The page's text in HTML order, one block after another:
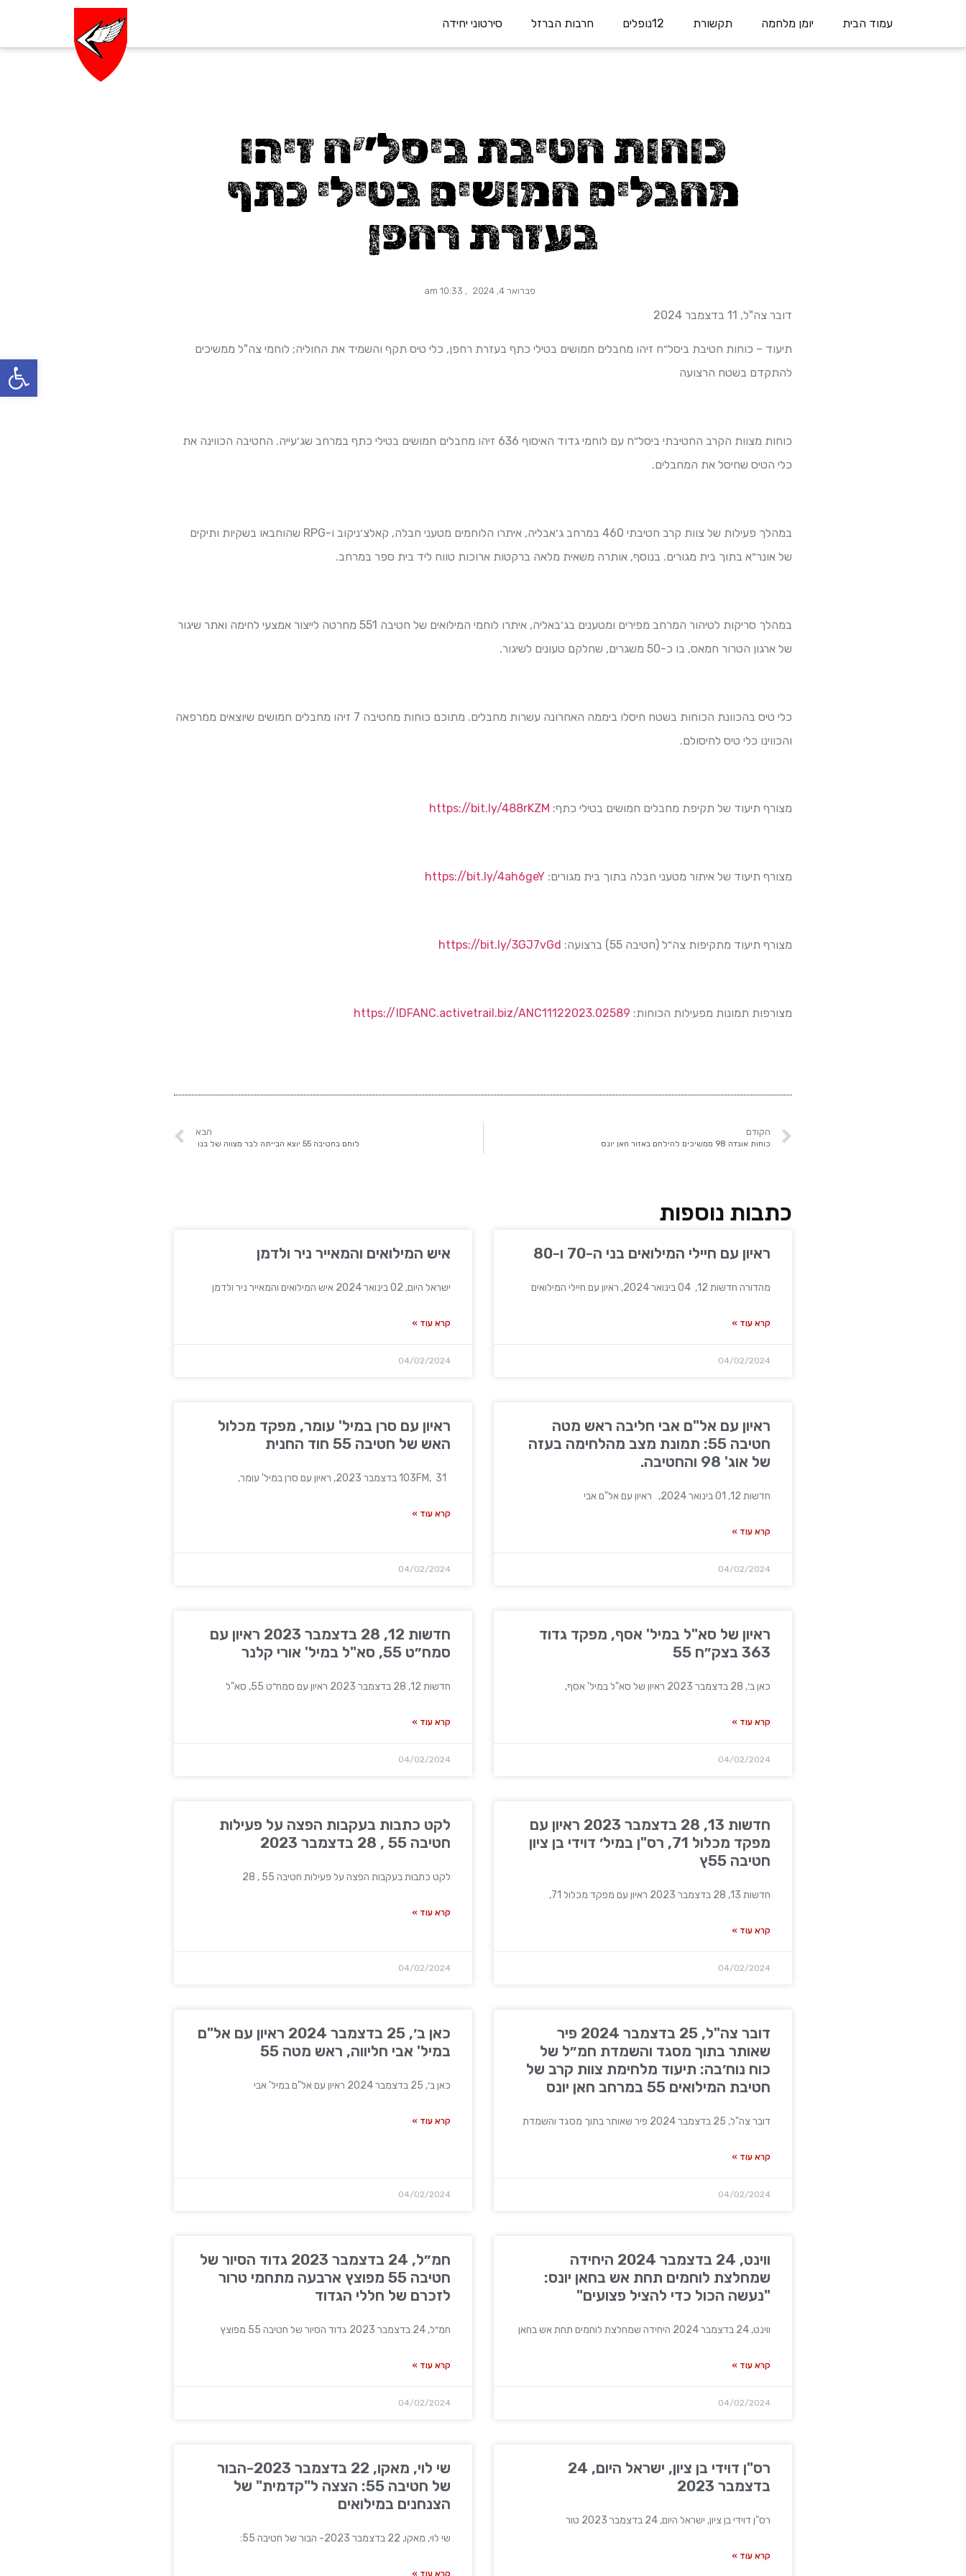
פתח
עמוד הבית יומן מלחמה תקשורת 12נופלים חרבות הברזל סירטוני יחידה
כוחות חטיבת ביסל״ח זיהו
מחבלים חמושים בטילי כתף
בעזרת רחפן
פברואר 4, 2024 ,
10:33 am
דובר צה"ל, 11 בדצמבר 2024
תיעוד – כוחות חטיבת ביסל״ח זיהו מחבלים חמושים בטילי כתף בעזרת רחפן, כלי טיס תקף והשמיד את החוליה; לוחמי צה"ל ממשיכים
להתקדם בשטח הרצועה
כוחות מצוות הקרב החטיבתי ביסל״ח עם לוחמי גדוד האיסוף 636 זיהו מחבלים חמושים בטילי כתף במרחב שג׳עייה. החטיבה הכווינה את
כלי הטיס שחיסל את המחבלים.
במהלך פעילות של צוות קרב חטיבתי 460 במרחב ג׳אבליה, איתרו הלוחמים מטעני חבלה, קאלצ׳ניקוב ו-RPG שהוחבאו בשקיות ותיקים
של אונר״א בתוך בית מגורים. בנוסף, אותרה משאית מלאה ברקטות ארוכות טווח ליד בית ספר במרחב.
במהלך סריקות לטיהור המרחב מפירים ומטענים בג׳באליה, איתרו לוחמי המילואים של חטיבה 551 מחרטה לייצור אמצעי לחימה ואתר שיגור
של ארגון הטרור חמאס, בו כ-50 משגרים, שחלקם טעונים לשיגור.
כלי טיס בהכוונת הכוחות בשטח חיסלו ביממה האחרונה עשרות מחבלים. מתוכם כוחות מחטיבה 7 זיהו מחבלים חמושים שיוצאים ממרפאה
והכווינו כלי טיס לחיסולם.
מצורף תיעוד של תקיפת מחבלים חמושים בטילי כתף: https://bit.ly/488rKZM
מצורף תיעוד של איתור מטעני חבלה בתוך בית מגורים: https://bit.ly/4ah6geY
מצורף תיעוד מתקיפות צה״ל (חטיבה 55) ברצועה: https://bit.ly/3GJ7vGd
מצורפות תמונות מפעילות הכוחות: https://IDFANC.activetrail.biz/ANC11122023.02589
הקודם
כוחות אוגדה 98 ממשיכים להילחם באזור חאן יונס
הבא
לוחם בחטיבה 55 יוצא הבייתה לבר מצווה של בנו
כתבות נוספות
ראיון עם חיילי המילואים בני ה-70 ו-80
מהדורה חדשות 12, 04 בינואר 2024, ראיון עם חיילי המילואים
קרא עוד »
04/02/2024
איש המילואים והמאייר ניר ולדמן
ישראל היום, 02 בינואר 2024 איש המילואים והמאייר ניר ולדמן
קרא עוד »
04/02/2024
ראיון עם אל"ם אבי חליבה ראש מטה
חטיבה 55: תמונת מצב מהלחימה בעזה
של אוג' 98 והחטיבה.
חדשות 12, 01 בינואר 2024, ראיון עם אל"ם אבי
קרא עוד »
04/02/2024
ראיון עם סרן במיל' עומר, מפקד מכלול
האש של חטיבה 55 חוד החנית
קרא עוד »
04/02/2024
ראיון של סא"ל במיל' אסף, מפקד גדוד
363 בצק״ח 55
כאן ב׳, 28 בדצמבר 2023 ראיון של סא"ל במיל' אסף,
קרא עוד »
04/02/2024
חדשות 12, 28 בדצמבר 2023 ראיון עם
סמח״ט 55, סא"ל במיל' אורי קלנר
חדשות 12, 28 בדצמבר 2023 ראיון עם סמח״ט 55, סא"ל
קרא עוד »
04/02/2024
חדשות 13, 28 בדצמבר 2023 ראיון עם
מפקד מכלול 71, רס"ן במיל׳ דוידי בן ציון
חטיבה 55ץ
חדשות 13, 28 בדצמבר 2023 ראיון עם מפקד מכלול 71,
קרא עוד »
04/02/2024
לקט כתבות בעקבות הפצה על פעילות
חטיבה 55 , 28 בדצמבר 2023
לקט כתבות בעקבות הפצה על פעילות חטיבה 55 , 28
קרא עוד »
04/02/2024
דובר צה"ל, 25 בדצמבר 2024 פיר
שאותר בתוך מסגד והשמדת חמ״ל של
כוח נוח׳בה: תיעוד מלחימת צוות קרב של
חטיבת המילואים 55 במרחב חאן יונס
דובר צה"ל, 25 בדצמבר 2024 פיר שאותר בתוך מסגד והשמדת
קרא עוד »
04/02/2024
כאן ב׳, 25 בדצמבר 2024 ראיון עם אל"ם
במיל' אבי חליווה, ראש מטה 55
כאן ב׳, 25 בדצמבר 2024 ראיון עם אל"ם במיל' אבי
קרא עוד »
04/02/2024
ווינט, 24 בדצמבר 2024 היחידה
שמחלצת לוחמים תחת אש בחאן יונס:
"נעשה הכול כדי להציל פצועים"
ווינט, 24 בדצמבר 2024 היחידה שמחלצת לוחמים תחת אש בחאן
קרא עוד »
04/02/2024
חמ״ל, 24 בדצמבר 2023 גדוד הסיור של
חטיבה 55 מפוצץ ארבעה מתחמי טרור
לזכרם של חללי הגדוד
חמ״ל, 24 בדצמבר 2023 גדוד הסיור של חטיבה 55 מפוצץ
קרא עוד »
04/02/2024
רס"ן דוידי בן ציון, ישראל היום, 24
בדצמבר 2023
רס"ן דוידי בן ציון, ישראל היום, 24 בדצמבר 2023 טור
קרא עוד »
שי לוי, מאקו, 22 בדצמבר 2023-הבור
של חטיבה 55: הצצה ל"קדמית" של
הצנחנים במילואים
שי לוי, מאקו, 22 בדצמבר 2023- הבור של חטיבה 55: